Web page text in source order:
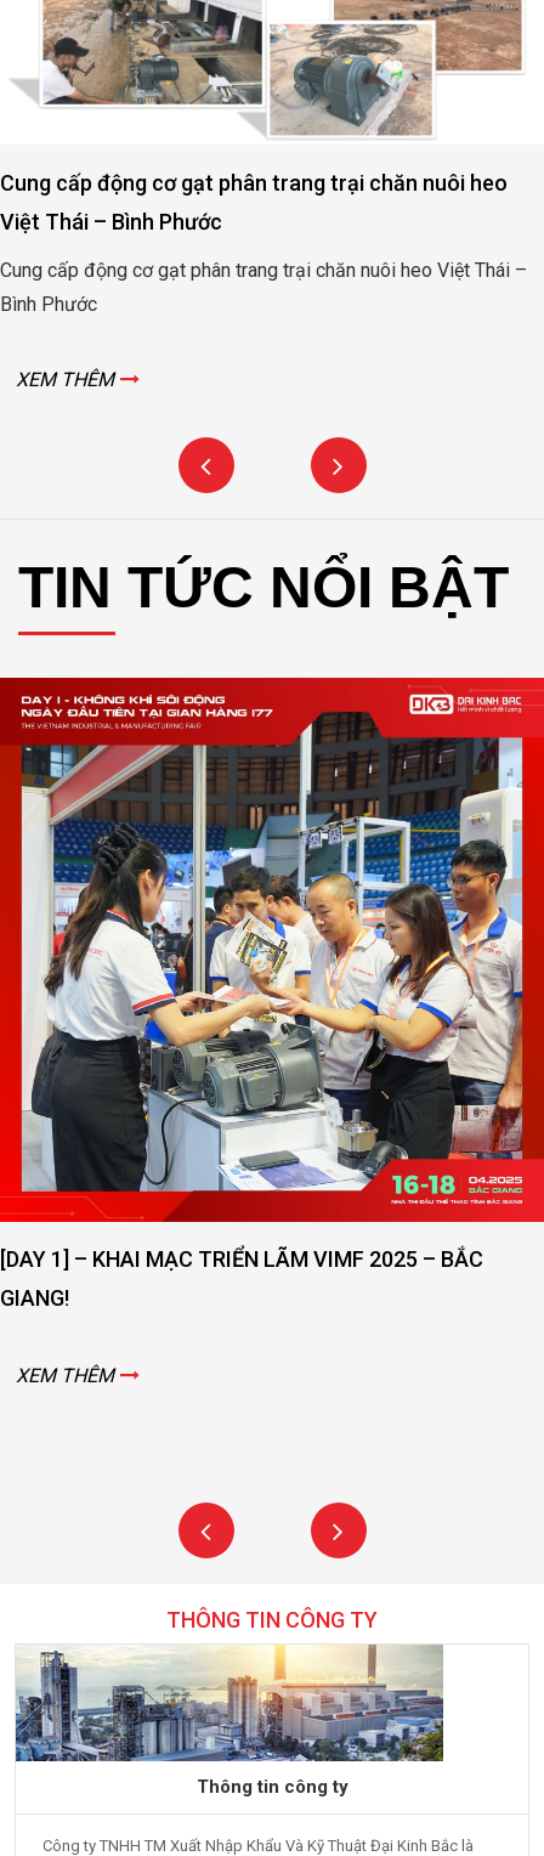
Cung cấp động cơ gạt phân trang trại chăn nuôi heo
Việt Thái – Bình Phước
Cung cấp động cơ gạt phân trang trại chăn nuôi heo Việt Thái –
Bình Phước
XEM THÊM
TIN TỨC NỔI BẬT
[DAY 1] – KHAI MẠC TRIỂN LÃM VIMF 2025 – BẮC
GIANG!
XEM THÊM
THÔNG TIN CÔNG TY
Thông tin công ty
Công ty TNHH TM Xuất Nhập Khẩu Và Kỹ Thuật Đại Kinh Bắc là